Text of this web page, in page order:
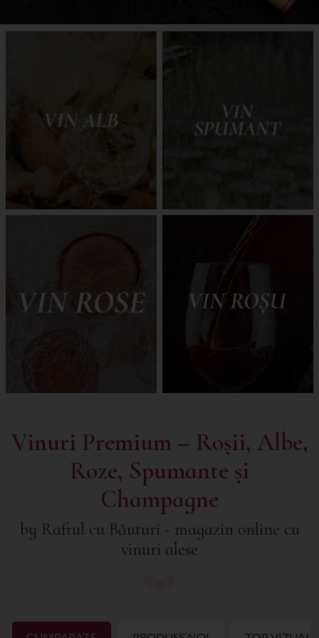
Vinuri Premium – Roșii, Albe,
Roze, Spumante și
Champagne
by Raftul cu Băuturi - magazin online cu
vinuri alese